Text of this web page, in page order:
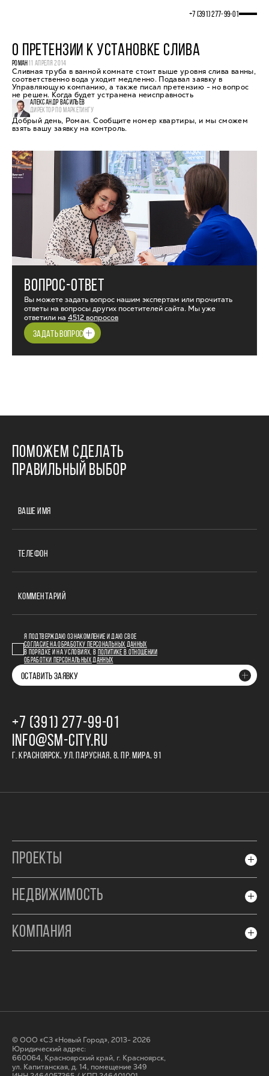
+7 (391) 277‒99‒01
О ПРЕТЕНЗИИ К УСТАНОВКЕ СЛИВА
РОМАН 11 АПРЕЛЯ 2014
Сливная труба в ванной комнате стоит выше уровня слива ванны,
соответственно вода уходит медленно. Подавал заявку в
Управляющую компанию, а также писал претензию - но вопрос
не решен. Когда будет устранена неисправность
АЛЕКСАНДР ВАСИЛЬЕВ
ДИРЕКТОР ПО МАРКЕТИНГУ
Добрый день, Роман. Сообщите номер квартиры, и мы сможем
взять вашу заявку на контроль.
ВОПРОС-ОТВЕТ
Вы можете задать вопрос нашим экспертам или прочитать
ответы на вопросы других посетителей сайта. Мы уже
ответили на 4512 вопросов
ЗАДАТЬ ВОПРОС
ПОМОЖЕМ СДЕЛАТЬ
ПРАВИЛЬНЫЙ ВЫБОР
ВАШЕ ИМЯ
ТЕЛЕФОН
КОММЕНТАРИЙ
Я ПОДТВЕРЖДАЮ ОЗНАКОМЛЕНИЕ И ДАЮ СВОЕ
СОГЛАСИЕ НА ОБРАБОТКУ ПЕРСОНАЛЬНЫХ ДАННЫХ
В ПОРЯДКЕ И НА УСЛОВИЯХ, В
ПОЛИТИКЕ В ОТНОШЕНИИ
ОБРАБОТКИ ПЕРСОНАЛЬНЫХ ДАННЫХ
ОСТАВИТЬ ЗАЯВКУ
+7 (391) 277‒99‒01
INFO@SM-CITY.RU
Г. КРАСНОЯРСК, УЛ. ПАРУСНАЯ, 8, ПР. МИРА, 91
ПРОЕКТЫ
НЕДВИЖИМОСТЬ
КОМПАНИЯ
© ООО «СЗ «Новый Город», 2013- 2026
Юридический адрес:
660064, Красноярский край, г. Красноярск,
ул. Капитанская, д. 14, помещение 349